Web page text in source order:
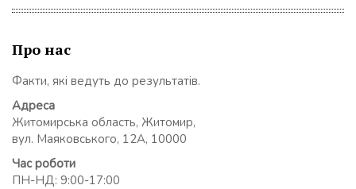
Про нас
Факти, які ведуть до результатів.
Адреса
Житомирська область, Житомир,
вул. Маяковського, 12А, 10000
Час роботи
ПН-НД: 9:00-17:00